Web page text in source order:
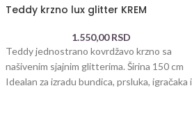
Teddy krzno lux glitter KREM
1.550,00RSD
Teddy jednostrano kovrdžavo krzno sa
našivenim sjajnim glitterima. Širina 150 cm
Idealan za izradu bundica, prsluka, igračaka i